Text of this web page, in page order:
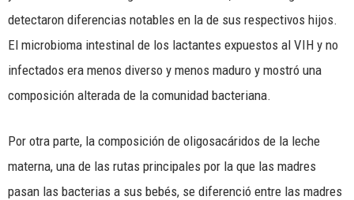
detectaron diferencias notables en la de sus respectivos hijos.
El microbioma intestinal de los lactantes expuestos al VIH y no
infectados era menos diverso y menos maduro y mostró una
composición alterada de la comunidad bacteriana.
Por otra parte, la composición de oligosacáridos de la leche
materna, una de las rutas principales por la que las madres
pasan las bacterias a sus bebés, se diferenció entre las madres